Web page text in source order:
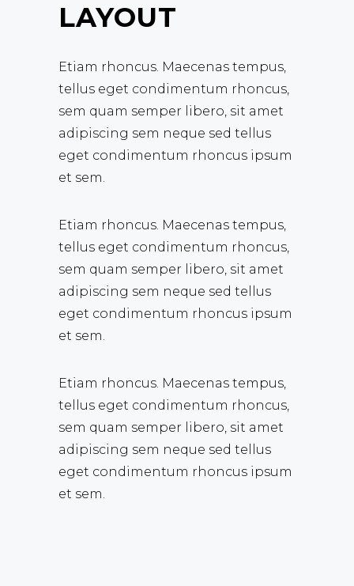
LAYOUT
Etiam rhoncus. Maecenas tempus,
tellus eget condimentum rhoncus,
sem quam semper libero, sit amet
adipiscing sem neque sed tellus
eget condimentum rhoncus ipsum
et sem.
Etiam rhoncus. Maecenas tempus,
tellus eget condimentum rhoncus,
sem quam semper libero, sit amet
adipiscing sem neque sed tellus
eget condimentum rhoncus ipsum
et sem.
Etiam rhoncus. Maecenas tempus,
tellus eget condimentum rhoncus,
sem quam semper libero, sit amet
adipiscing sem neque sed tellus
eget condimentum rhoncus ipsum
et sem.